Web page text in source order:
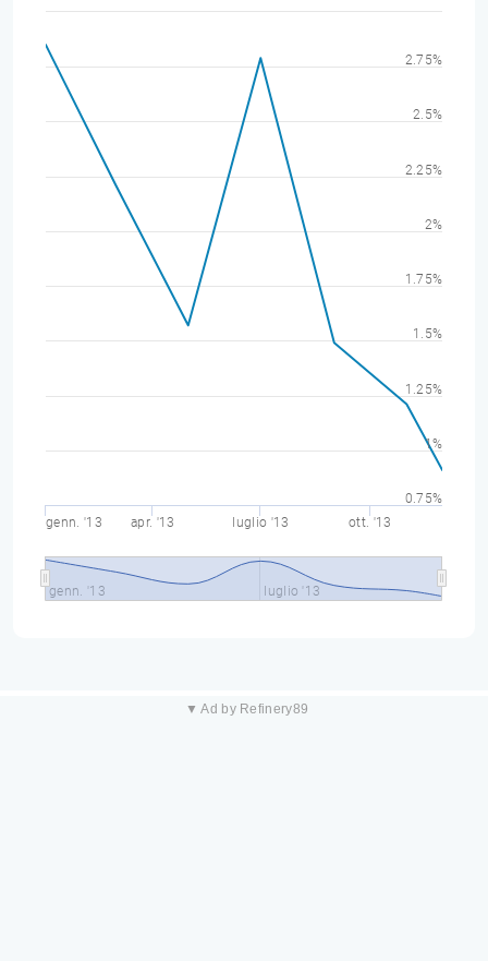
genn. '13 apr. '13 luglio '13 ott. '13
genn. '13 luglio '13
0.75%
1%
1.25%
1.5%
1.75%
2%
2.25%
2.5%
2.75%
▼ Ad by Refinery89